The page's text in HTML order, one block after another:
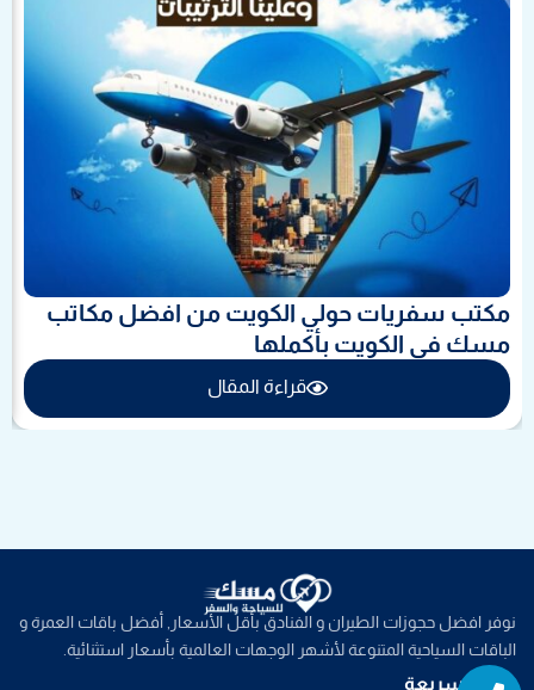
Phone
Whatsapp
مكتب سفريات حولي الكويت من افضل مكاتب
مسك في الكويت بأكملها
قراءة المقال
نوفر افضل حجوزات الطيران و الفنادق بأقل الأسعار, أفضل باقات العمرة و
الباقات السياحية المتنوعة لأشهر الوجهات العالمية بأسعار استثنائية.
روابط سريعة